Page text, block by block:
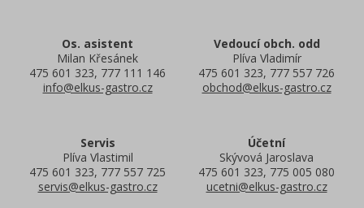
Os. asistent
Milan Křesánek
475 601 323, 777 111 146
info@elkus-gastro.cz
Vedoucí obch. odd
Plíva Vladimír
475 601 323, 777 557 726
obchod@elkus-gastro.cz
Servis
Plíva Vlastimil
475 601 323, 777 557 725
servis@elkus-gastro.cz
Účetní
Skývová Jaroslava
475 601 323, 775 005 080
ucetni@elkus-gastro.cz